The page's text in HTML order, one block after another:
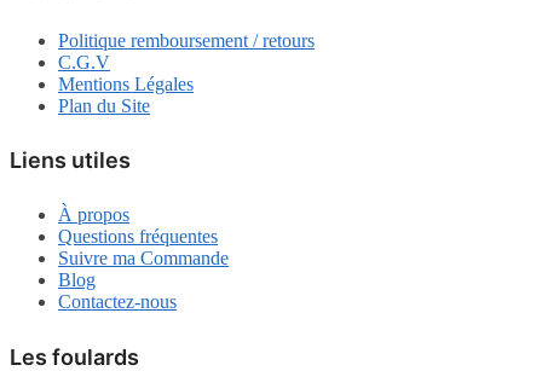
Politique remboursement / retours
C.G.V
Mentions Légales
Plan du Site
Liens utiles
À propos
Questions fréquentes
Suivre ma Commande
Blog
Contactez-nous
Les foulards